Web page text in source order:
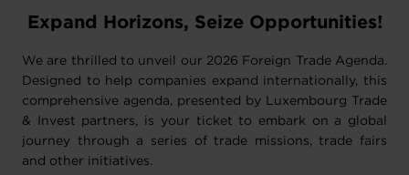
Expand Horizons, Seize Opportunities!
We are thrilled to unveil our 2026 Foreign Trade Agenda.
Designed to help companies expand internationally, this
comprehensive agenda, presented by Luxembourg Trade
& Invest partners, is your ticket to embark on a global
journey through a series of trade missions, trade fairs
and other initiatives.